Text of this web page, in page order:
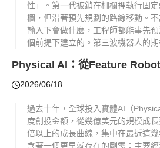
性」。第一代被鎖在柵欄裡執行固
欄，但沿著預先規劃的路線移動。
輸入下會做什麼，工程師都能事先
個前提下建立的。第三波機器人的期
質上隱含「不確...
Physical AI：從Feature
2026/06/18
過去十年，全球投入實體AI（
度創投金額，從幾億美元的規模成
倍以上的成長曲線，集中在最近這
含著一個更早就存在的剛需：主要